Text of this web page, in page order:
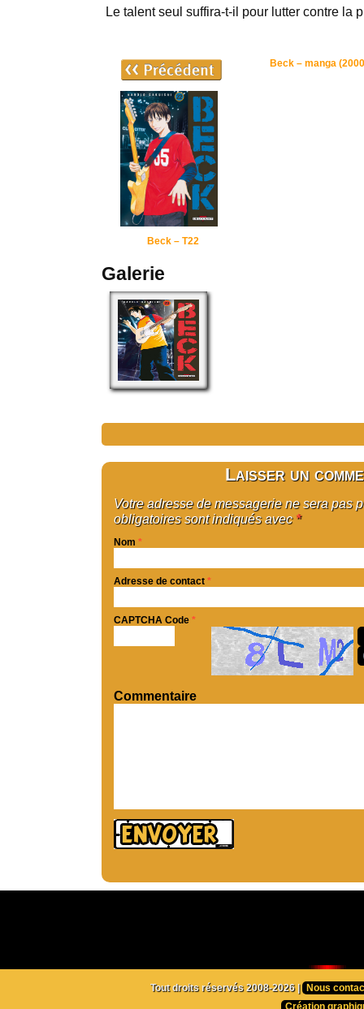
Le talent seul suffira-t-il pour lutter contre la
Beck – T22
Beck – manga
Galerie
Laisser un
Votre adresse de messagerie ne sera pas
obligatoires sont indiqués avec *
Nom *
Adresse de contact *
CAPTCHA Code *
Commentaire
Tout droits réservés 2008-2026 |
Nous
Création